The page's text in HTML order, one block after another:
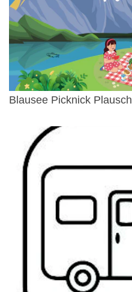
Blausee Picknick Plausch